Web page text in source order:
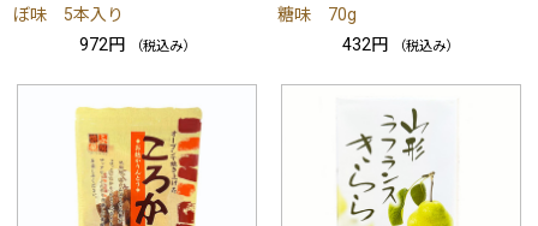
ぼ味 5本入り
972円
（税込み）
糖味 70g
432円
（税込み）